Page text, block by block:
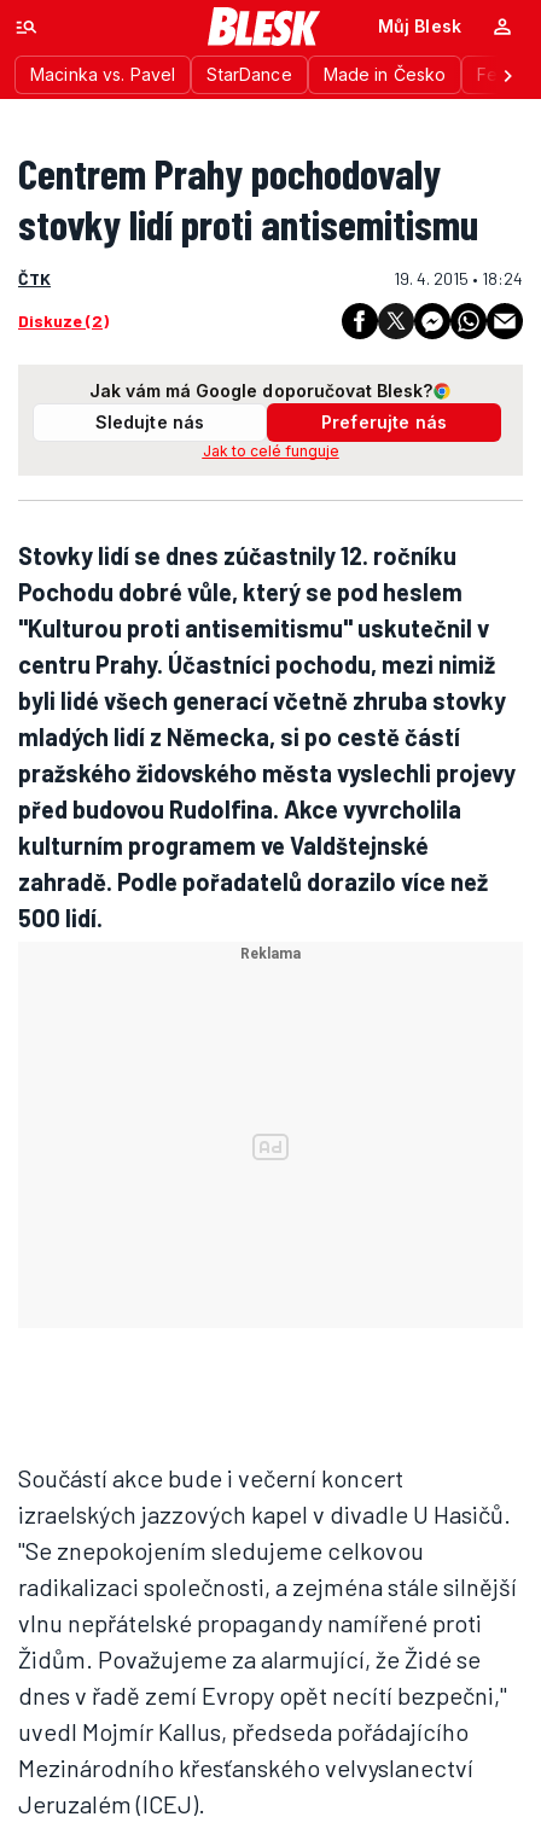
Macinka vs. Pavel StarDance Made in Česko
Můj Blesk
Centrem Prahy pochodovaly
stovky lidí proti antisemitismu
ČTK 19. 4. 2015 • 18:24
Diskuze (2)
Jak vám má Google doporučovat Blesk?
Sledujte nás
Preferujte nás
Jak to celé funguje
Stovky lidí se dnes zúčastnily 12. ročníku
Pochodu dobré vůle, který se pod heslem
"Kulturou proti antisemitismu" uskutečnil v
centru Prahy. Účastníci pochodu, mezi nimiž
byli lidé všech generací včetně zhruba stovky
mladých lidí z Německa, si po cestě částí
pražského židovského města vyslechli projevy
před budovou Rudolfina. Akce vyvrcholila
kulturním programem ve Valdštejnské
zahradě. Podle pořadatelů dorazilo více než
500 lidí.
Součástí akce bude i večerní koncert
izraelských jazzových kapel v divadle U Hasičů.
"Se znepokojením sledujeme celkovou
radikalizaci společnosti, a zejména stále silnější
vlnu nepřátelské propagandy namířené proti
Židům. Považujeme za alarmující, že Židé se
dnes v řadě zemí Evropy opět necítí bezpečni,"
uvedl Mojmír Kallus, předseda pořádajícího
Mezinárodního křesťanského velvyslanectví
Jeruzalém (ICEJ).